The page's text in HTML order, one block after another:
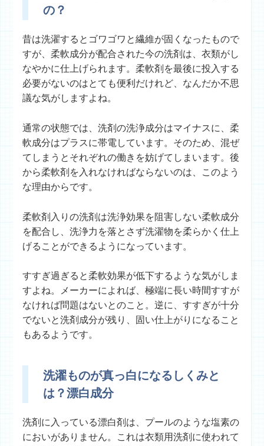
の？
昔は洗濯するとゴワゴワと繊維が固くなったもので
すが、柔軟成分が配合された今の洗剤は、衣類がし
なやかに仕上げられます。柔軟剤を最後に投入する
必要がないのはとても便利だけれど、なんだか不思
議な気がしますよね。
通常の状態では、洗剤の洗浄成分はマイナスに、柔
軟成分はプラスに帯電しています。そのため、混ぜ
てしまうとそれぞれの働きを妨げてしまいます。後
から柔軟剤を入れなければならないのは、このよう
な理由からです。
柔軟剤入りの洗剤は洗浄効果を阻害しない柔軟成分
を配合し、洗浄力を落とさず洗濯物を柔らかく仕上
げることができるようになっています。
すすぎ過ぎると柔軟効果が低下するような気がしま
すよね。メーカーによれば、極端に長い時間すすが
なければ問題はないとのこと。逆に、すすぎが十分
でないと洗剤成分が残り、固い仕上がりになること
もあるようです。
洗濯ものが真っ白になるしくみと
は？漂白成分
洗剤に入っている漂白剤は、プールのような塩素の
においがありません。これは衣類用洗剤に使われて